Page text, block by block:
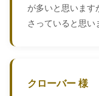
が多いと思います
さっていると思い
クローバー 様